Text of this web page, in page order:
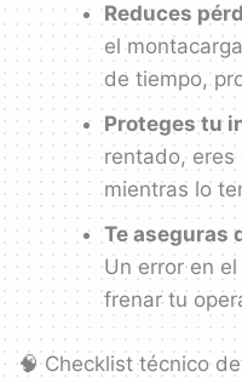
Reduces
el
de tiempo,
Proteges tu
rentado, eres
mientras lo
Te aseguras
Un error en
frenar tu
🧠 Checklist técnico